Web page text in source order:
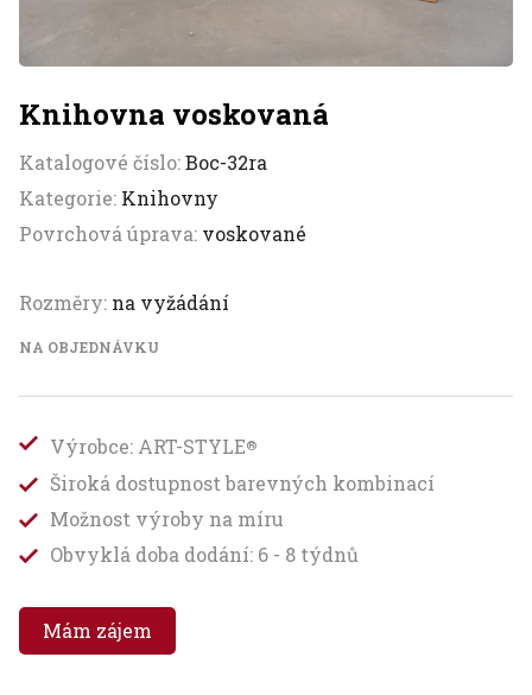
Knihovna voskovaná
Katalogové číslo:Boc-32ra
Kategorie: Knihovny
Povrchová úprava: voskované
Rozměry: na vyžádání
NA OBJEDNÁVKU
Výrobce: ART-STYLE®
Široká dostupnost barevných kombinací
Možnost výroby na míru
Obvyklá doba dodání: 6 - 8 týdnů
Mám zájem